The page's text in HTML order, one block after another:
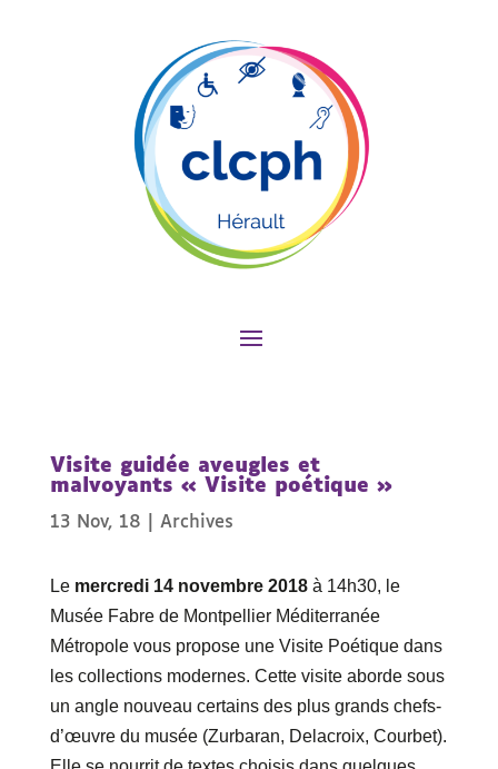
Visite guidée aveugles et
malvoyants « Visite poétique »
13 Nov, 18 Archives
Le mercredi 14 novembre 2018à 14h30, le
Musée Fabre de Montpellier Méditerranée
Métropole vous propose une Visite Poétique dans
les collections modernes. Cette visite aborde sous
un angle nouveau certains des plus grands chefs-
d’œuvre du musée (Zurbaran, Delacroix, Courbet).